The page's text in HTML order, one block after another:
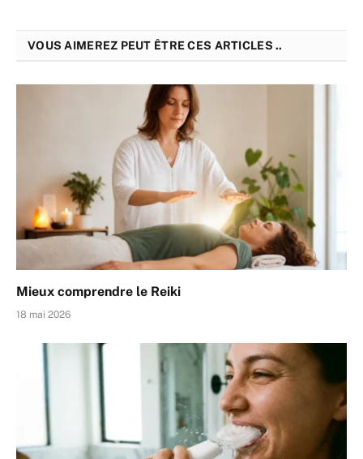
VOUS AIMEREZ PEUT ÊTRE CES ARTICLES ..
Mieux comprendre le Reiki
18 mai 2026